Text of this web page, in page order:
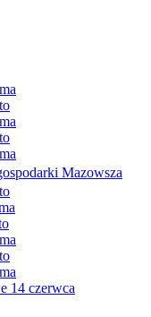
Mazowsza
14 czerwca